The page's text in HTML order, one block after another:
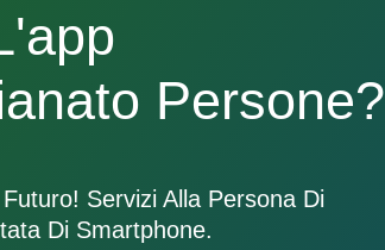
Persone?
Servizi Alla Persona Di
Di Smartphone.